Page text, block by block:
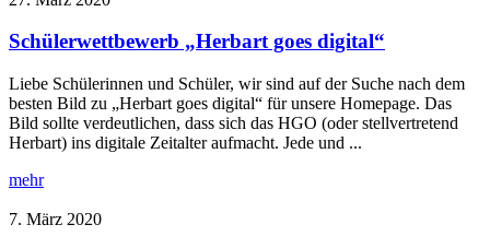
Schülerwettbewerb „Herbart goes digital“
Liebe Schülerinnen und Schüler, wir sind auf der Suche nach dem
besten Bild zu „Herbart goes digital“ für unsere Homepage. Das
Bild sollte verdeutlichen, dass sich das HGO (oder stellvertretend
Herbart) ins digitale Zeitalter aufmacht. Jede und ...
mehr
7. März 2020